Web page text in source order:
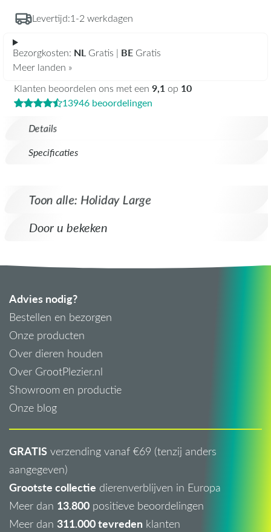
Details
Specificaties
Levertijd:1-2 werkdagen
Bezorgkosten: NL Gratis | BE Gratis
Meer landen »
Klanten beoordelen ons met een 9,1 op 10
13946 beoordelingen
Toon alle: Holiday Large
Door u bekeken
Advies nodig?
Bestellen en bezorgen
Onze producten
Over dieren houden
Over GrootPlezier.nl
Showroom en productie
Onze blog
GRATIS verzending vanaf €69 (tenzij anders
aangegeven)
Grootste collectie dierenverblijven in Europa
Meer dan 13.800 positieve beoordelingen
Meer dan 311.000 tevreden klanten